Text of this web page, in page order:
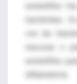
eosinófilos
bacteriana.
con las
mucosas o
eosinófilos
inflamatoria.